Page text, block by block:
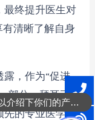
最终提升医生对
清晰了解自身
，作为“促进
部分，拜耳正
先的专业医学知
可以介绍下你们的产品么？